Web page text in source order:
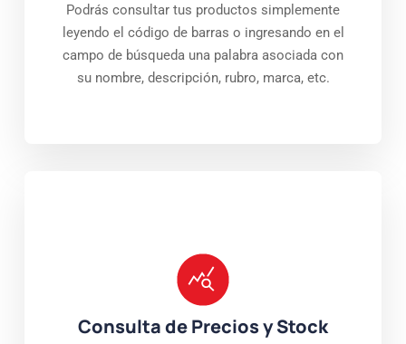
Podrás consultar tus productos simplemente
leyendo el código de barras o ingresando en el
campo de búsqueda una palabra asociada con
su nombre, descripción, rubro, marca, etc.
Consulta de Precios y Stock